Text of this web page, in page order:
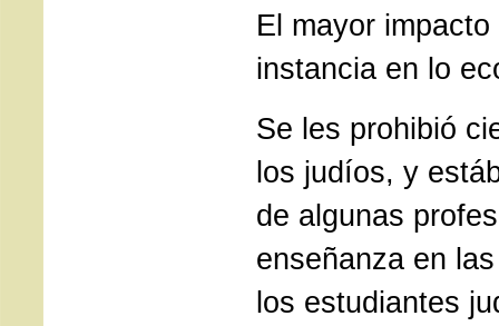
El mayor
instancia en lo
Se les prohibió
los judíos, y
de algunas
enseñanza en
los estudiantes